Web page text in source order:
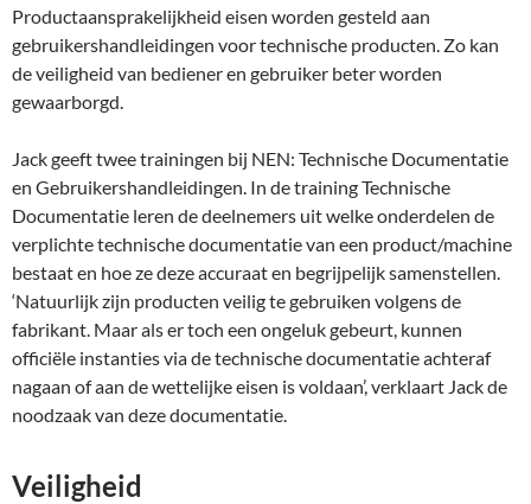
Productaansprakelijkheid eisen worden gesteld aan
gebruikershandleidingen voor technische producten. Zo kan
de veiligheid van bediener en gebruiker beter worden
gewaarborgd.
Jack geeft twee trainingen bij NEN: Technische Documentatie
en Gebruikershandleidingen. In de training Technische
Documentatie leren de deelnemers uit welke onderdelen de
verplichte technische documentatie van een product/machine
bestaat en hoe ze deze accuraat en begrijpelijk samenstellen.
‘Natuurlijk zijn producten veilig te gebruiken volgens de
fabrikant. Maar als er toch een ongeluk gebeurt, kunnen
officiële instanties via de technische documentatie achteraf
nagaan of aan de wettelijke eisen is voldaan’, verklaart Jack de
noodzaak van deze documentatie.
Veiligheid